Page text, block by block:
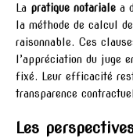
La pratique notariale a
la méthode de calcul
raisonnable. Ces
l’appréciation du juge
fixé. Leur efficacité
transparence
Les